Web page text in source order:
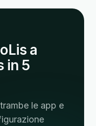
a
in 5
le app e